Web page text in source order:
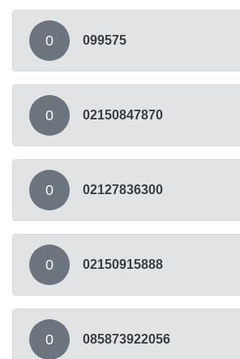
0 099575
0 02150847870
0 02127836300
0 02150915888
0 085873922056